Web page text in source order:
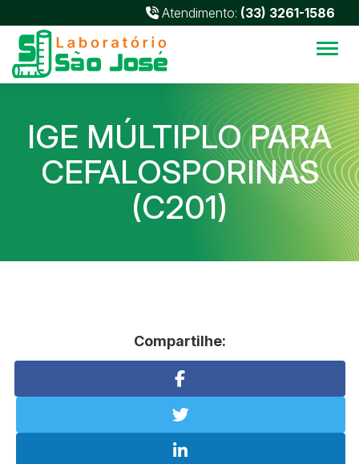
Atendimento: (33) 3261-1586
IGE MÚLTIPLO PARA
CEFALOSPORINAS
(C201)
Compartilhe: